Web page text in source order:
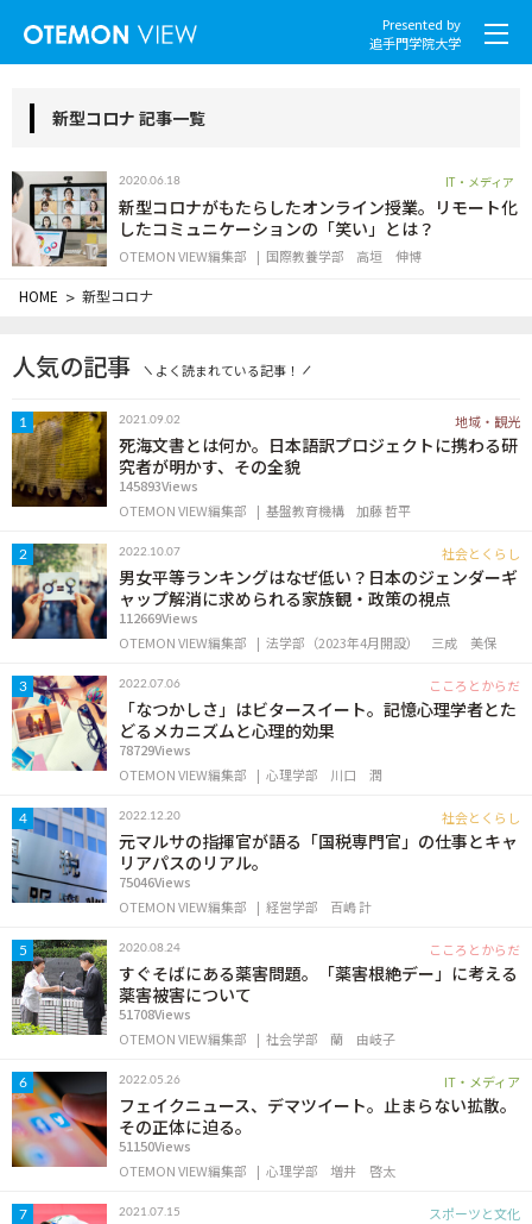
Presented by
追手門学院大学
社会とくらし
グローバル
こころとからだ
IT・メディア
地域・観光
OTEMON VIEWについて
サイトポリシー
FOLLOW US
新型コロナ 記事一覧
2020.06.18 IT・メディア
新型コロナがもたらしたオンライン授業。リモート化
したコミュニケーションの「笑い」とは？
OTEMON VIEW編集部 国際教養学部 高垣 伸博
HOME > 新型コロナ
人気の記事 よく読まれている記事！
1 2021.09.02 地域・観光
死海文書とは何か。日本語訳プロジェクトに携わる研
究者が明かす、その全貌
145893Views
OTEMON VIEW編集部
基盤教育機構 加藤 哲平
2 2022.10.07 社会とくらし
男女平等ランキングはなぜ低い？日本のジェンダーギ
ャップ解消に求められる家族観・政策の視点
112669Views
OTEMON VIEW編集部
法学部（2023年4月開設） 三成 美保
3 2022.07.06 こころとからだ
「なつかしさ」はビタースイート。記憶心理学者とた
どるメカニズムと心理的効果
78729Views
OTEMON VIEW編集部
心理学部 川口 潤
4 2022.12.20 社会とくらし
元マルサの指揮官が語る「国税専門官」の仕事とキャ
リアパスのリアル。
75046Views
OTEMON VIEW編集部
経営学部 百嶋 計
5 2020.08.24 こころとからだ
すぐそばにある薬害問題。「薬害根絶デー」に考える
薬害被害について
51708Views
OTEMON VIEW編集部
社会学部 蘭 由岐子
6 2022.05.26 IT・メディア
フェイクニュース、デマツイート。止まらない拡散。
その正体に迫る。
51150Views
OTEMON VIEW編集部
心理学部 増井 啓太
7 2021.07.15 スポーツと文化